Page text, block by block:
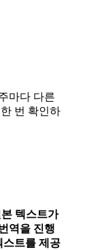
마다 다른
번 확인하
텍스트가
역을 진행
스트를 제공